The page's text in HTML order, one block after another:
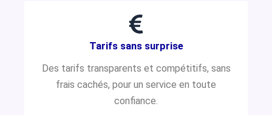
Tarifs sans surprise
Des tarifs transparents et compétitifs, sans
frais cachés, pour un service en toute
confiance.